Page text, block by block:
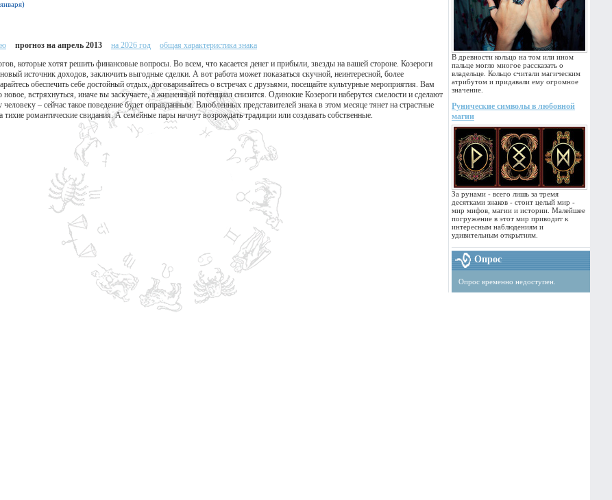
В древности кольцо на том или ином
пальце могло многое рассказать о
владельце. Кольцо считали магическим
атрибутом и придавали ему огромное
значение.
Рунические символы в любовной
магии
За рунами - всего лишь за тремя
десятками знаков - стоит целый мир -
мир мифов, магии и истории. Малейшее
погружение в этот мир приводит к
интересным наблюдениям и
удивительным открытиям.
Опрос
Опрос временно недоступен.
прогноз на апрель 2013 на 2026 год
общая характеристика знака
которые хотят решить финансовые вопросы. Во всем, что касается денег и прибыли, звезды на вашей стороне. Козероги
источник доходов, заключить выгодные сделки. А вот работа может показаться скучной, неинтересной, более
обеспечить себе достойный отдых, договаривайтесь о встречах с друзьями, посещайте культурные мероприятия. Вам
встряхнуться, иначе вы заскучаете, а жизненный потенциал снизится. Одинокие Козероги наберутся смелости и сделают
– сейчас такое поведение будет оправданным. Влюбленных представителей знака в этом месяце тянет на страстные
романтические свидания. А семейные пары начнут возрождать традиции или создавать собственные.